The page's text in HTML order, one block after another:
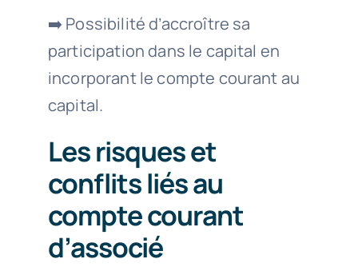
➡️ Possibilité d’accroître sa
participation dans le capital en
incorporant le compte courant au
capital.
Les risques et
conflits liés au
compte courant
d’associé